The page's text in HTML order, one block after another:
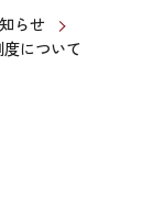
らせ
度について